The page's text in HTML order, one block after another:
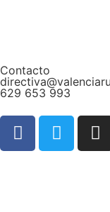
Contacto
629 653 993